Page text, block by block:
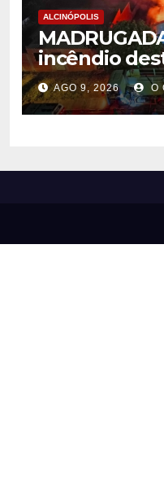
ALCINÓPOLIS
incêndio
emAGO 9, 2026 O